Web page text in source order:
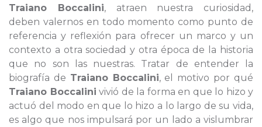
Traiano Boccalini, atraen nuestra curiosidad,
deben valernos en todo momento como punto de
referencia y reflexión para ofrecer un marco y un
contexto a otra sociedad y otra época de la historia
que no son las nuestras. Tratar de entender la
biografía de Traiano Boccalini, el motivo por qué
Traiano Boccalini vivió de la forma en que lo hizo y
actuó del modo en que lo hizo a lo largo de su vida,
es algo que nos impulsará por un lado a vislumbrar